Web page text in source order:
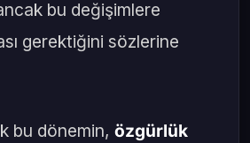
bu değişimlere
gerektiğini sözlerine
bu dönemin, özgürlük